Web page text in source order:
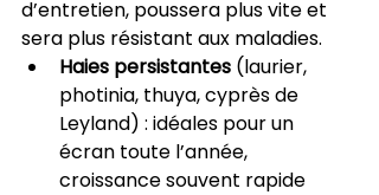
d’entretien, poussera plus vite et
sera plus résistant aux maladies.
Haies persistantes (laurier,
photinia, thuya, cyprès de
Leyland) : idéales pour un
écran toute l’année,
croissance souvent rapide